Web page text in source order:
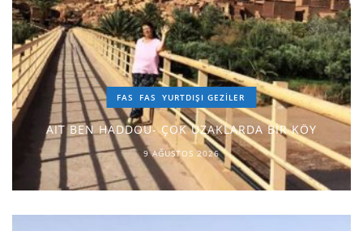
FAS FAS YURTDIŞI GEZILER
AIT BEN HADDOU- ÇOK UZAKLARDA BİR KÖY
9 AĞUSTOS 2026